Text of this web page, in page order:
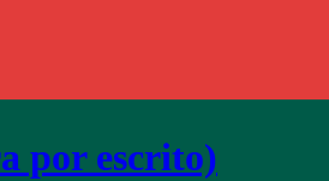
por escrito)